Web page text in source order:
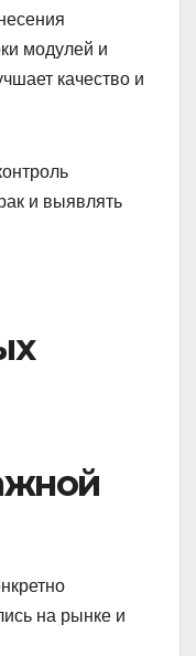
модулей и
качество и
и выявлять
на рынке и